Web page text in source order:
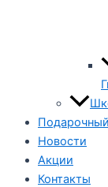
Новости
Акции
Контакты